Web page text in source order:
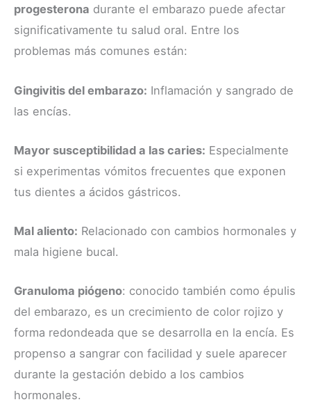
progesterona durante el embarazo puede afectar
significativamente tu salud oral. Entre los
problemas más comunes están:
Gingivitis del embarazo: Inflamación y sangrado de
las encías.
Mayor susceptibilidad a las caries: Especialmente
si experimentas vómitos frecuentes que exponen
tus dientes a ácidos gástricos.
Mal aliento: Relacionado con cambios hormonales y
mala higiene bucal.
Granuloma piógeno: conocido también como épulis
del embarazo, es un crecimiento de color rojizo y
forma redondeada que se desarrolla en la encía. Es
propenso a sangrar con facilidad y suele aparecer
durante la gestación debido a los cambios
hormonales.